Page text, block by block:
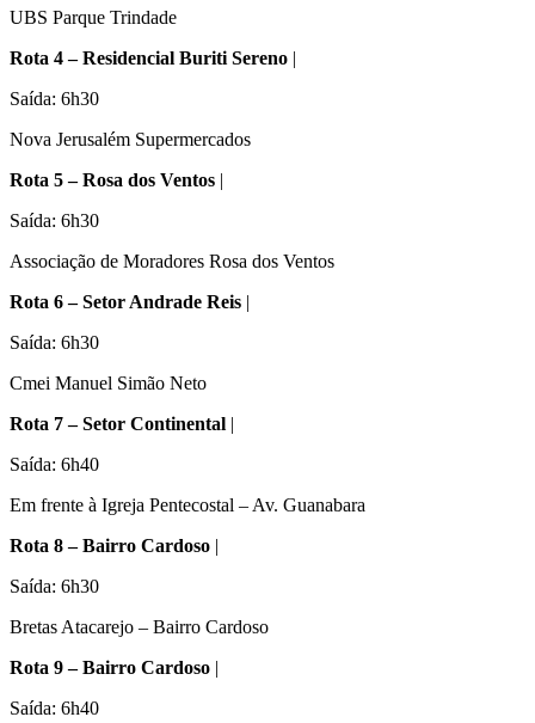
UBS Parque Trindade
Rota 4 – Residencial Buriti Sereno |
Saída: 6h30
Nova Jerusalém Supermercados
Rota 5 – Rosa dos Ventos |
Saída: 6h30
Associação de Moradores Rosa dos Ventos
Rota 6 – Setor Andrade Reis |
Saída: 6h30
Cmei Manuel Simão Neto
Rota 7 – Setor Continental |
Saída: 6h40
Em frente à Igreja Pentecostal – Av. Guanabara
Rota 8 – Bairro Cardoso |
Saída: 6h30
Bretas Atacarejo – Bairro Cardoso
Rota 9 – Bairro Cardoso |
Saída: 6h40